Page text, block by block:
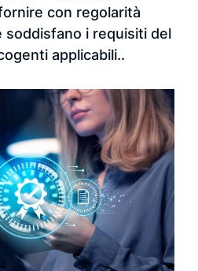
con regolarità
i requisiti del
applicabili..